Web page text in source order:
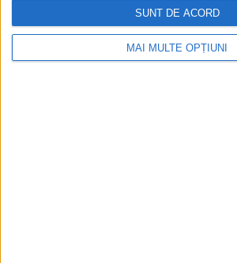
MAI MULTE OPȚIUNI
SUNT DE ACORD
CELE MAI VIZITATE